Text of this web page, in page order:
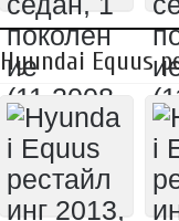
Hyundai Equus